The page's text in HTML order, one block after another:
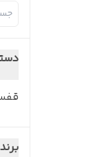
برند